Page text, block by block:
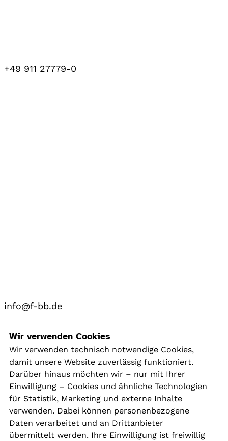
+49 911 27779-0
info@f-bb.de
Navigation
Kontakt
Presse
Aktuelles
Karriere
Newsletter
Wir verwenden Cookies
Wir verwenden technisch notwendige Cookies,
damit unsere Website zuverlässig funktioniert.
Darüber hinaus möchten wir – nur mit Ihrer
Einwilligung – Cookies und ähnliche Technologien
für Statistik, Marketing und externe Inhalte
verwenden. Dabei können personenbezogene
Daten verarbeitet und an Drittanbieter
übermittelt werden. Ihre Einwilligung ist freiwillig